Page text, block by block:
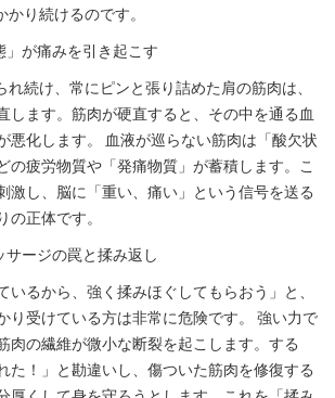
り続けるのです。
」が痛みを引き起こす
れ続け、常にピンと張り詰めた肩の筋肉は、
します。筋肉が硬直すると、その中を通る血
悪化します。 血液が巡らない筋肉は「酸欠状
の疲労物質や「発痛物質」が蓄積します。こ
激し、脳に「重い、痛い」という信号を送る
正体です。
サージの罠と揉み返し
いるから、強く揉みほぐしてもらおう」と、
り受けている方は非常に危険です。 強い力で
肉の繊維が微小な断裂を起こします。する
た！」と勘違いし、傷ついた筋肉を修復する